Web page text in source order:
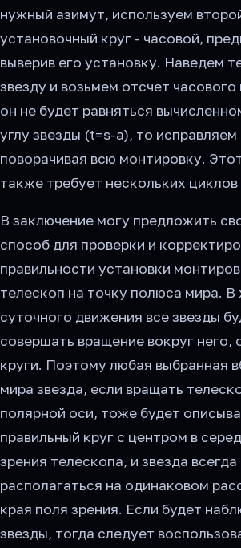
нужный азимут, используем
установочный круг - часовой,
выверив его установку. Наведем
звезду и возьмем отсчет часового
он не будет равняться
углу звезды (t=s-a), то исправляем
поворачивая всю монтировку.
также требует нескольких циклов
В заключение могу предложить
способ для проверки и
правильности установки
телескоп на точку полюса мира. В
суточного движения все звезды
совершать вращение вокруг него,
круги. Поэтому любая выбранная
мира звезда, если вращать
полярной оси, тоже будет
правильный круг с центром в
зрения телескопа, и звезда всегда
располагаться на одинаковом
края поля зрения. Если будет
звезды, тогда следует